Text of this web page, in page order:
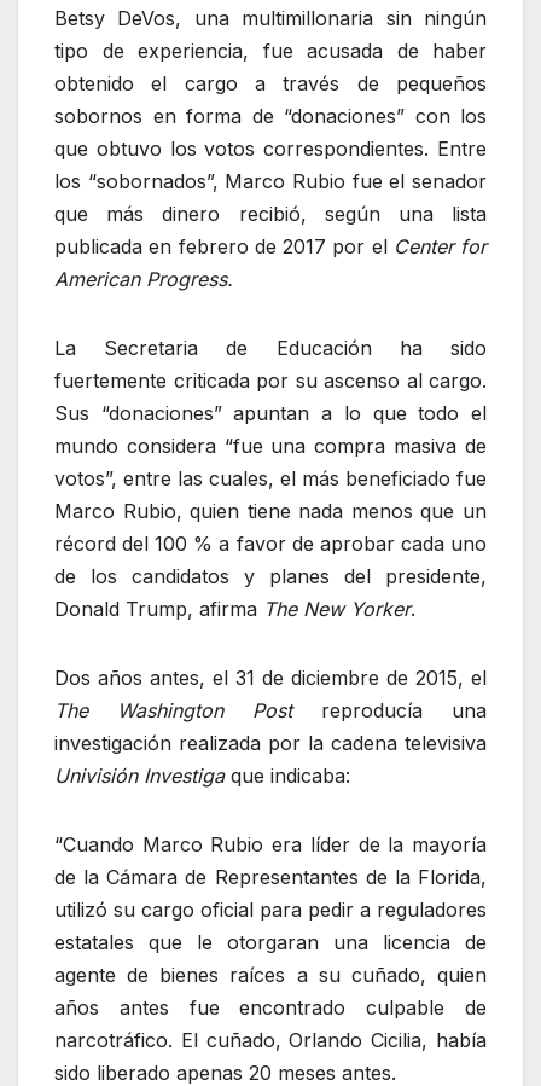
Betsy DeVos, una multimillonaria sin ningún
tipo de experiencia, fue acusada de haber
obtenido el cargo a través de pequeños
sobornos en forma de “donaciones” con los
que obtuvo los votos correspondientes. Entre
los “sobornados”, Marco Rubio fue el senador
que más dinero recibió, según una lista
publicada en febrero de 2017 por el Center for
American Progress.
La Secretaria de Educación ha sido
fuertemente criticada por su ascenso al cargo.
Sus “donaciones” apuntan a lo que todo el
mundo considera “fue una compra masiva de
votos”, entre las cuales, el más beneficiado fue
Marco Rubio, quien tiene nada menos que un
récord del 100 % a favor de aprobar cada uno
de los candidatos y planes del presidente,
Donald Trump, afirma The New Yorker.
Dos años antes, el 31 de diciembre de 2015, el
The Washington Postreproducía una
investigación realizada por la cadena televisiva
Univisión Investigaque indicaba:
“Cuando Marco Rubio era líder de la mayoría
de la Cámara de Representantes de la Florida,
utilizó su cargo oficial para pedir a reguladores
estatales que le otorgaran una licencia de
agente de bienes raíces a su cuñado, quien
años antes fue encontrado culpable de
narcotráfico. El cuñado, Orlando Cicilia, había
sido liberado apenas 20 meses antes.